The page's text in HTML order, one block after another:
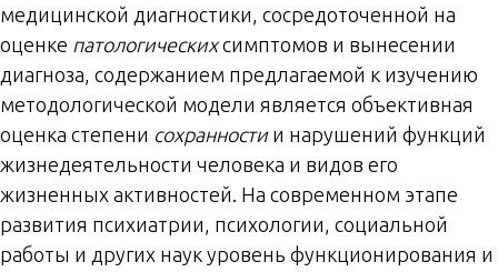
медицинской диагностики, сосредоточенной на
оценке патологическихсимптомов и вынесении
диагноза, содержанием предлагаемой к изучению
методологической модели является объективная
оценка степени сохранностии нарушений функций
жизнедеятельности человека и видов его
жизненных активностей. На современном этапе
развития психиатрии, психологии, социальной
работы и других наук уровень функционирования и